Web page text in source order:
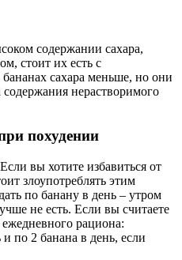
содержании сахара,
стоит их есть с
сахара меньше, но они
содержания нерастворимого
похудении
вы хотите избавиться от
злоупотреблять этим
по банану в день – утром
не есть. Если вы считаете
ежедневного рациона:
по 2 банана в день, если